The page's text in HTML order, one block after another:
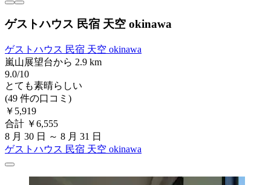
ゲストハウス 民宿 天空 okinawa
ゲストハウス 民宿 天空 okinawa
嵐山展望台から 2.9 km
9.0/10
とても素晴らしい
(49 件の口コミ)
￥5,919
合計 ￥6,555
8 月 30 日 ～ 8 月 31 日
ゲストハウス 民宿 天空 okinawa